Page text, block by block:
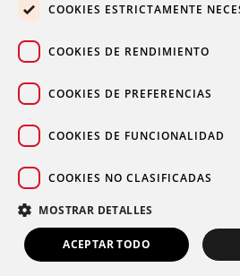
PIDE TU
Podcast
© 2026 Grupo
COOKIES ESTRICTAMENTE
COOKIES DE RENDIMIENTO
COOKIES DE PREFERENCIAS
COOKIES DE FUNCIONALIDAD
COOKIES NO CLASIFICADAS
MOSTRAR DETALLES
ACEPTAR TODO